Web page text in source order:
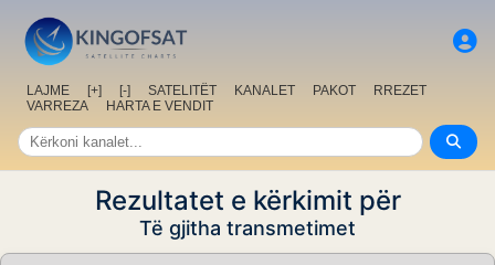
LAJME [+] [-] SATELITËT KANALET PAKOT
RREZET
VARREZA
HARTA E VENDIT
Rezultatet e kërkimit për
Të gjitha transmetimet